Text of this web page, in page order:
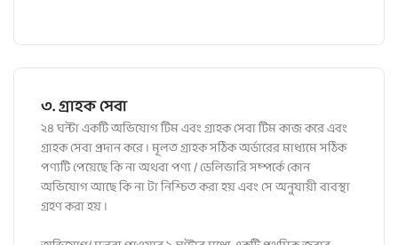
৩. গ্রাহক সেবা
২৪ ঘন্টা একটি অভিযোগ টিম এবং গ্রাহক সেবা টিম কাজ করে এবং
গ্রাহক সেবা প্রদান করে । মূলত গ্রাহক সঠিক অর্ডারের মাধ্যমে সঠিক
পণ্যটি পেয়েছে কি না অথবা পণ্য / ডেলিভারি সম্পর্কে কোন
অভিযোগ আছে কি না টা নিশ্চিত করা হয় এবং সে অনুযায়ী বাবস্থা
গ্রহণ করা হয় ।